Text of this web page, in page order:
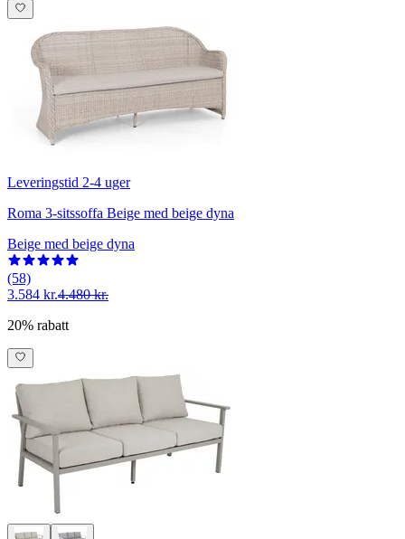
Leveringstid 2-4 uger
Roma 3-sitssoffa Beige med beige dyna
Beige med beige dyna
(58)
3.584 kr.4.480 kr.
20% rabatt